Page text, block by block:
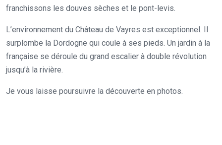
franchissons les douves sèches et le pont-levis.
L’environnement du Château de Vayres est exceptionnel. Il
surplombe la Dordogne qui coule à ses pieds. Un jardin à la
française se déroule du grand escalier à double révolution
jusqu’à la rivière.
Je vous laisse poursuivre la découverte en photos.